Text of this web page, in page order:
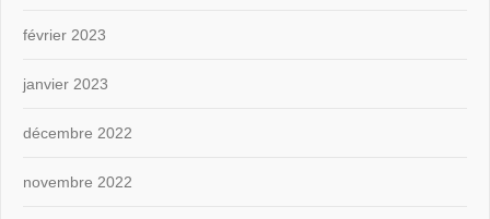
février 2023
janvier 2023
décembre 2022
novembre 2022